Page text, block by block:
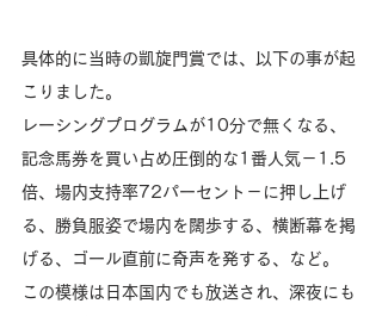
具体的に当時の凱旋門賞では、以下の事が起
こりました。
レーシングプログラムが10分で無くなる、
記念馬券を買い占め圧倒的な1番人気－1.5
倍、場内支持率72パーセント－に押し上げ
る、勝負服姿で場内を闊歩する、横断幕を掲
げる、ゴール直前に奇声を発する、など。
この模様は日本国内でも放送され、深夜にも